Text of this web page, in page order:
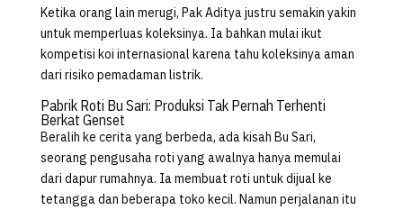
Ketika orang lain merugi, Pak Aditya justru semakin yakin
untuk memperluas koleksinya. Ia bahkan mulai ikut
kompetisi koi internasional karena tahu koleksinya aman
dari risiko pemadaman listrik.
Pabrik Roti Bu Sari: Produksi Tak Pernah Terhenti
Berkat Genset
Beralih ke cerita yang berbeda, ada kisah Bu Sari,
seorang pengusaha roti yang awalnya hanya memulai
dari dapur rumahnya. Ia membuat roti untuk dijual ke
tetangga dan beberapa toko kecil. Namun perjalanan itu